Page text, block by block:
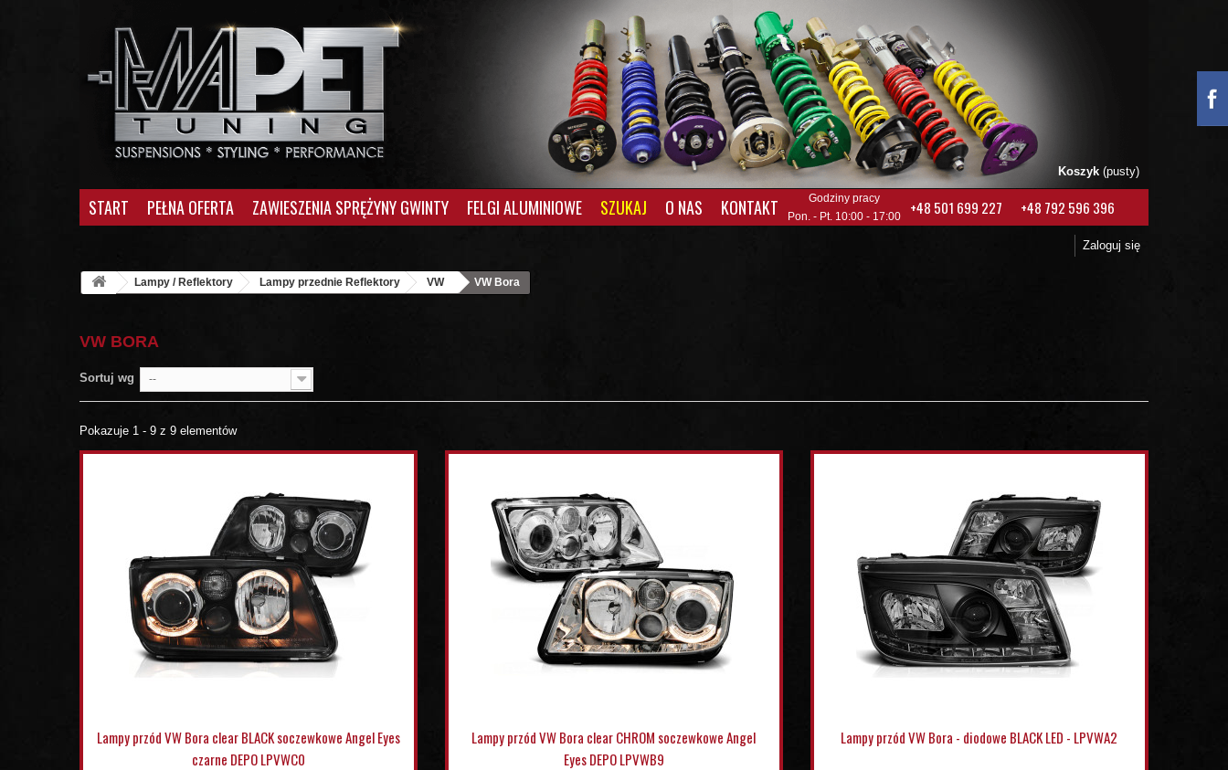
Koszyk (pusty)
START PEŁNA OFERTA ZAWIESZENIA SPRĘŻYNY GWINTY FELGI ALUMINIOWE SZUKAJ O NAS KONTAKT
Godziny pracy
Pon. - Pt. 10:00 - 17:00
+48 501 699 227 +48 792 596 396
Zaloguj się
Lampy / Reflektory Lampy przednie Reflektory VW VW Bora
VW BORA
Sortuj wg --
Pokazuje 1 - 9 z 9 elementów
Lampy przód VW Bora clear BLACK soczewkowe Angel Eyes
czarne DEPO LPVWC0
Lampy przód VW Bora clear CHROM soczewkowe Angel
Eyes DEPO LPVWB9
Lampy przód VW Bora - diodowe BLACK LED - LPVWA2